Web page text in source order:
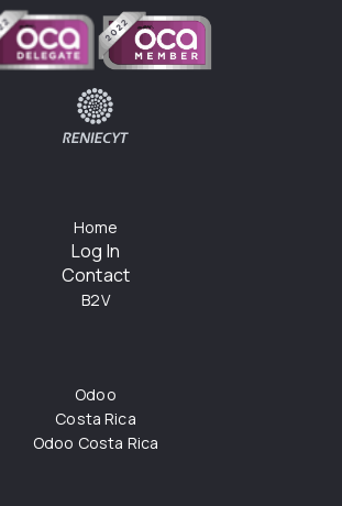
Home
Log In
Contact
B2V
Odoo
Costa Rica
Odoo Costa Rica